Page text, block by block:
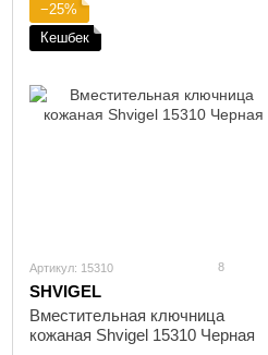
−25%
Кешбек
Артикул: 15310 8
SHVIGEL
Вместительная ключница
кожаная Shvigel 15310 Черная